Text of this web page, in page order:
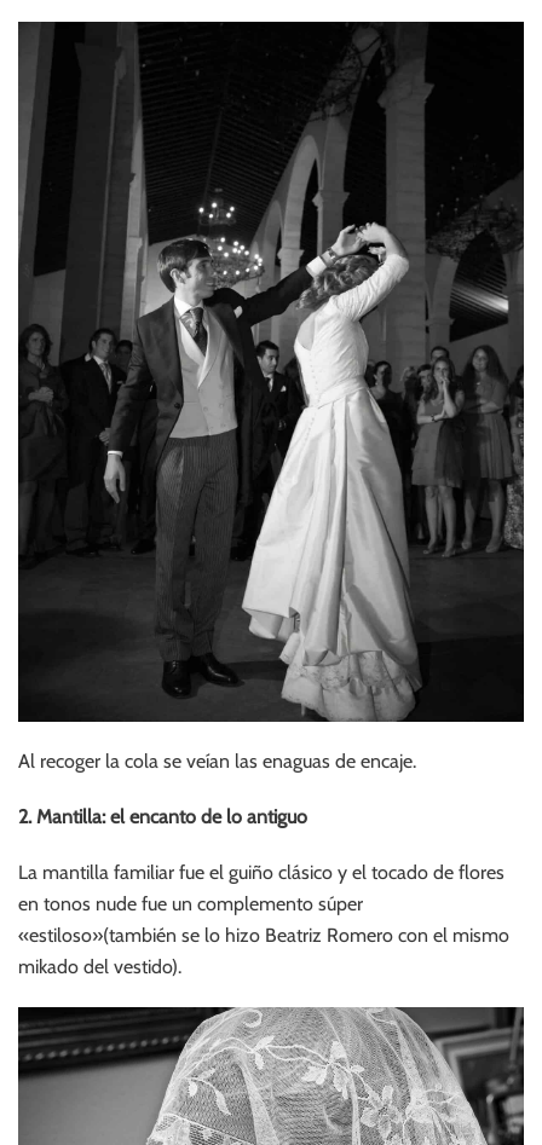
Al recoger la cola se veían las enaguas de encaje.
2. Mantilla: el encanto de lo antiguo
La mantilla familiar fue el guiño clásico y el tocado de flores
en tonos nude fue un complemento súper
«estiloso»(también se lo hizo Beatriz Romero con el mismo
mikado del vestido).